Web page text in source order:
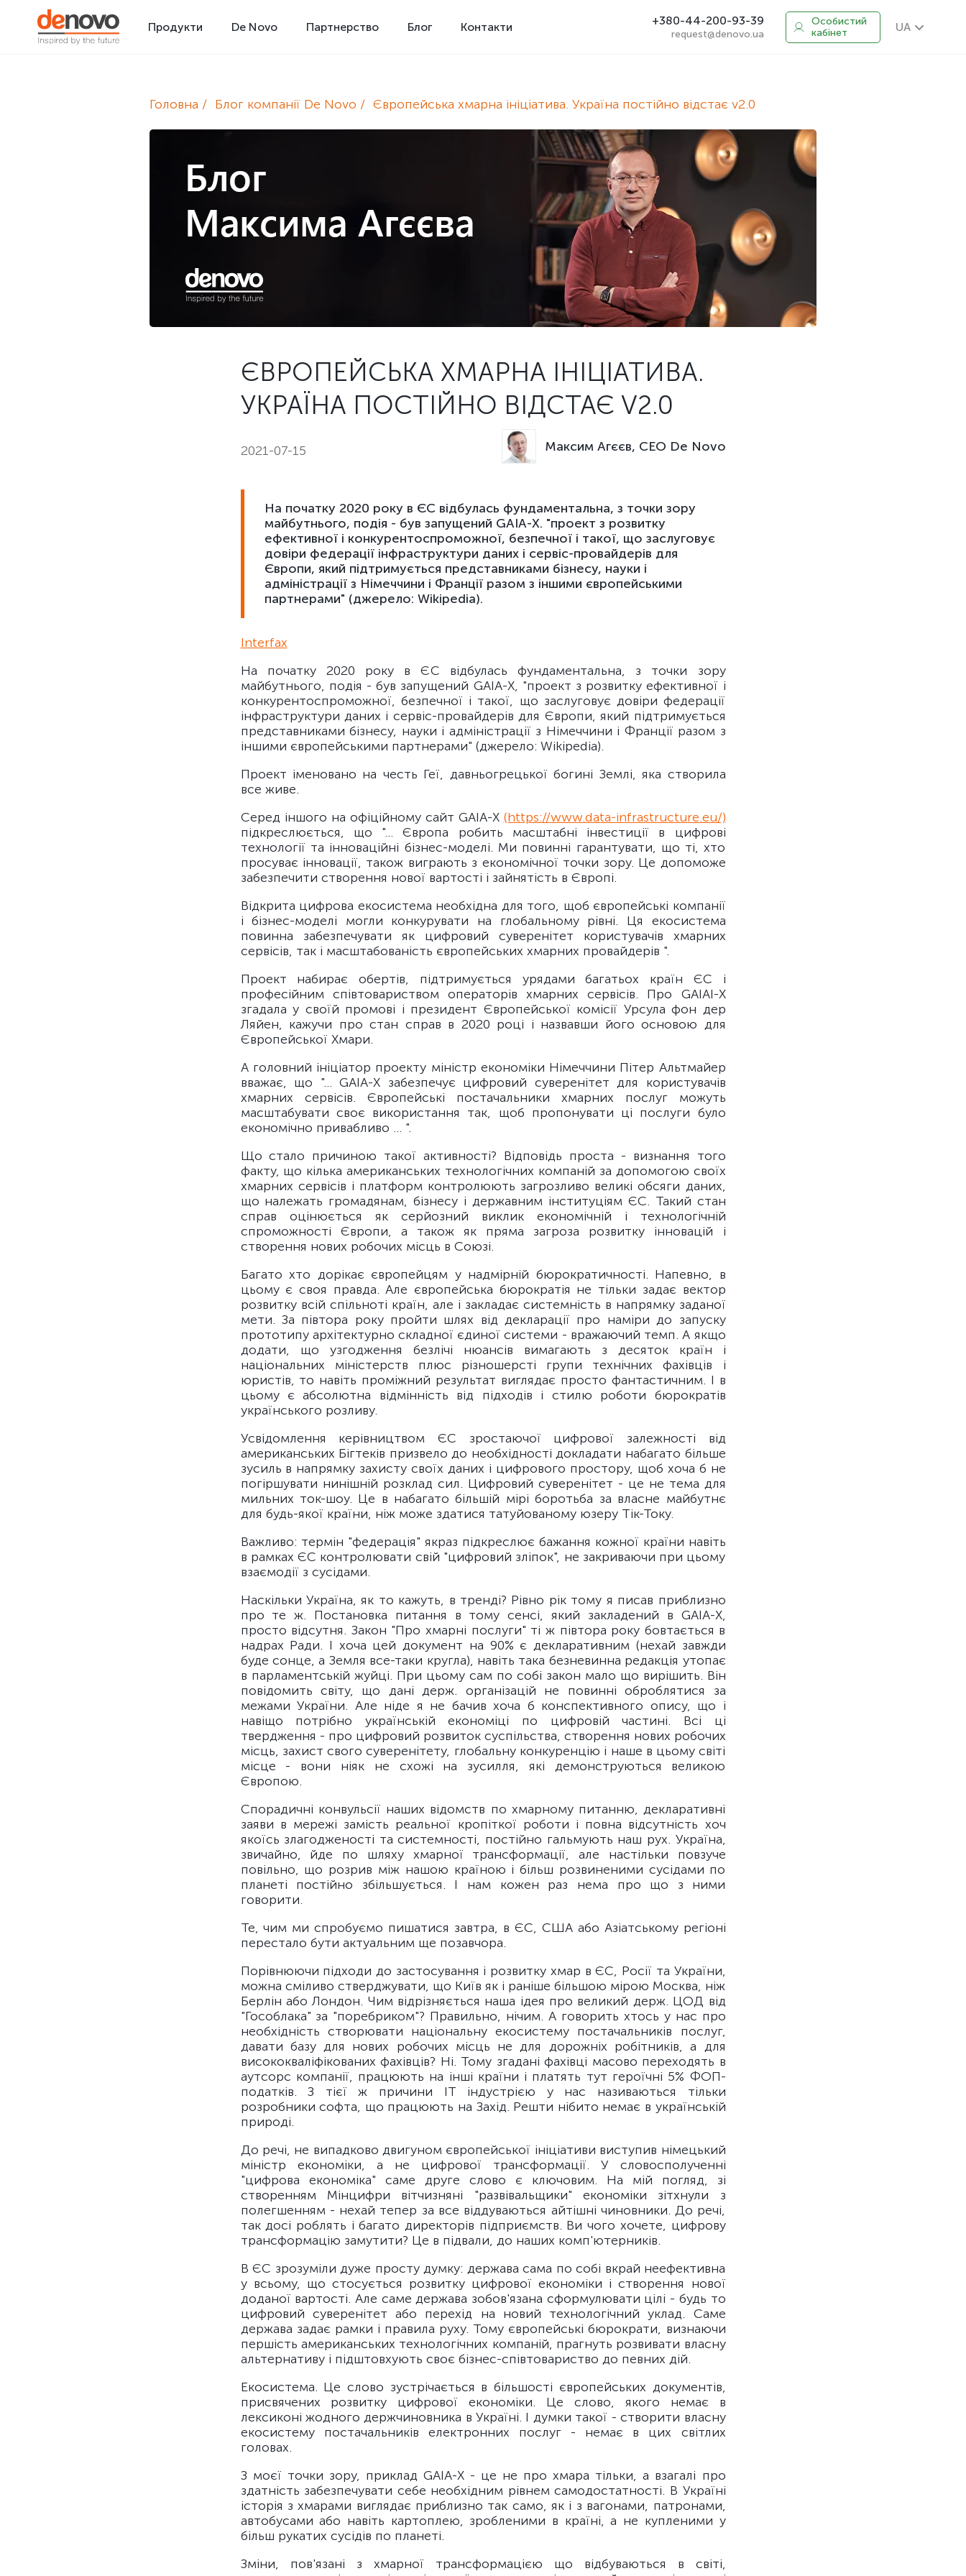
Продукти De Novo Партнерство Блог Контакти +380-44-200-93-39
request@denovo.ua
Особистий
кабінет
UA
Головна Блог компанії De Novo Європейська хмарна ініціатива. Україна постійно відстає v2.0
ЄВРОПЕЙСЬКА ХМАРНА ІНІЦІАТИВА.
УКРАЇНА ПОСТІЙНО ВІДСТАЄ V2.0
2021-07-15 Максим Агєєв, CEO De Novo
На початку 2020 року в ЄС відбулась фундаментальна, з точки зору
майбутнього, подія - був запущений GAIA-X. "проект з розвитку
ефективної і конкурентоспроможної, безпечної і такої, що заслуговує
довіри федерації інфраструктури даних і сервіс-провайдерів для
Європи, який підтримується представниками бізнесу, науки і
адміністрації з Німеччини і Франції разом з іншими європейськими
партнерами" (джерело: Wikipedia).
Interfax
На початку 2020 року в ЄС відбулась фундаментальна, з точки зору
майбутнього, подія - був запущений GAIA-X, "проект з розвитку ефективної і
конкурентоспроможної, безпечної і такої, що заслуговує довіри федерації
інфраструктури даних і сервіс-провайдерів для Європи, який підтримується
представниками бізнесу, науки і адміністрації з Німеччини і Франції разом з
іншими європейськими партнерами" (джерело: Wikipedia).
Проект іменовано на честь Геї, давньогрецької богині Землі, яка створила
все живе.
Серед іншого на офіційному сайт GAIA-X (https://www.data-infrastructure.eu/)
підкреслюється, що "... Європа робить масштабні інвестиції в цифрові
технології та інноваційні бізнес-моделі. Ми повинні гарантувати, що ті, хто
просуває інновації, також виграють з економічної точки зору. Це допоможе
забезпечити створення нової вартості і зайнятість в Європі.
Відкрита цифрова екосистема необхідна для того, щоб європейські компанії
і бізнес-моделі могли конкурувати на глобальному рівні. Ця екосистема
повинна забезпечувати як цифровий суверенітет користувачів хмарних
сервісів, так і масштабованість європейських хмарних провайдерів ".
Проект набирає обертів, підтримується урядами багатьох країн ЄС і
професійним співтовариством операторів хмарних сервісів. Про GAIAI-X
згадала у своїй промові і президент Європейської комісії Урсула фон дер
Ляйен, кажучи про стан справ в 2020 році і назвавши його основою для
Європейської Хмари.
А головний ініціатор проекту міністр економіки Німеччини Пітер Альтмайер
вважає, що "... GAIA-X забезпечує цифровий суверенітет для користувачів
хмарних сервісів. Європейські постачальники хмарних послуг можуть
масштабувати своє використання так, щоб пропонувати ці послуги було
економічно привабливо ... ".
Що стало причиною такої активності? Відповідь проста - визнання того
факту, що кілька американських технологічних компаній за допомогою своїх
хмарних сервісів і платформ контролюють загрозливо великі обсяги даних,
що належать громадянам, бізнесу і державним інституціям ЄС. Такий стан
справ оцінюється як серйозний виклик економічній і технологічній
спроможності Європи, а також як пряма загроза розвитку інновацій і
створення нових робочих місць в Союзі.
Багато хто дорікає європейцям у надмірній бюрократичності. Напевно, в
цьому є своя правда. Але європейська бюрократія не тільки задає вектор
розвитку всій спільноті країн, але і закладає системність в напрямку заданої
мети. За півтора року пройти шлях від декларації про наміри до запуску
прототипу архітектурно складної єдиної системи - вражаючий темп. А якщо
додати, що узгодження безлічі нюансів вимагають з десяток країн і
національних міністерств плюс різношерсті групи технічних фахівців і
юристів, то навіть проміжний результат виглядає просто фантастичним. І в
цьому є абсолютна відмінність від підходів і стилю роботи бюрократів
українського розливу.
Усвідомлення керівництвом ЄС зростаючої цифрової залежності від
американських Бігтеків призвело до необхідності докладати набагато більше
зусиль в напрямку захисту своїх даних і цифрового простору, щоб хоча б не
погіршувати нинішній розклад сил. Цифровий суверенітет - це не тема для
мильних ток-шоу. Це в набагато більшій мірі боротьба за власне майбутнє
для будь-якої країни, ніж може здатися татуйованому юзеру Тік-Току.
Важливо: термін "федерація" якраз підкреслює бажання кожної країни навіть
в рамках ЄС контролювати свій "цифровий зліпок", не закриваючи при цьому
взаємодії з сусідами.
Наскільки Україна, як то кажуть, в тренді? Рівно рік тому я писав приблизно
про те ж. Постановка питання в тому сенсі, який закладений в GAIA-X,
просто відсутня. Закон "Про хмарні послуги" ті ж півтора року бовтається в
надрах Ради. І хоча цей документ на 90% є декларативним (нехай завжди
буде сонце, а Земля все-таки кругла), навіть така безневинна редакція утопає
в парламентській жуйці. При цьому сам по собі закон мало що вирішить. Він
повідомить світу, що дані держ. організацій не повинні оброблятися за
межами України. Але ніде я не бачив хоча б конспективного опису, що і
навіщо потрібно українській економіці по цифровій частині. Всі ці
твердження - про цифровий розвиток суспільства, створення нових робочих
місць, захист свого суверенітету, глобальну конкуренцію і наше в цьому світі
місце - вони ніяк не схожі на зусилля, які демонструються великою
Європою.
Спорадичні конвульсії наших відомств по хмарному питанню, декларативні
заяви в мережі замість реальної кропіткої роботи і повна відсутність хоч
якоїсь злагодженості та системності, постійно гальмують наш рух. Україна,
звичайно, йде по шляху хмарної трансформації, але настільки повзуче
повільно, що розрив між нашою країною і більш розвиненими сусідами по
планеті постійно збільшується. І нам кожен раз нема про що з ними
говорити.
Те, чим ми спробуємо пишатися завтра, в ЄС, США або Азіатському регіоні
перестало бути актуальним ще позавчора.
Порівнюючи підходи до застосування і розвитку хмар в ЄС, Росії та України,
можна сміливо стверджувати, що Київ як і раніше більшою мірою Москва, ніж
Берлін або Лондон. Чим відрізняється наша ідея про великий держ. ЦОД від
"Гособлака" за "поребриком"? Правильно, нічим. А говорить хтось у нас про
необхідність створювати національну екосистему постачальників послуг,
давати базу для нових робочих місць не для дорожніх робітників, а для
висококваліфікованих фахівців? Ні. Тому згадані фахівці масово переходять в
аутсорс компанії, працюють на інші країни і платять тут героїчні 5% ФОП-
податків. З тієї ж причини ІТ індустрією у нас називаються тільки
розробники софта, що працюють на Захід. Решти нібито немає в українській
природі.
До речі, не випадково двигуном європейської ініціативи виступив німецький
міністр економіки, а не цифрової трансформації. У словосполученні
"цифрова економіка" саме друге слово є ключовим. На мій погляд, зі
створенням Мінцифри вітчизняні "развівальщики" економіки зітхнули з
полегшенням - нехай тепер за все віддуваються айтішні чиновники. До речі,
так досі роблять і багато директорів підприємств. Ви чого хочете, цифрову
трансформацію замутити? Це в підвали, до наших комп'ютерників.
В ЄС зрозуміли дуже просту думку: держава сама по собі вкрай неефективна
у всьому, що стосується розвитку цифрової економіки і створення нової
доданої вартості. Але саме держава зобов'язана сформулювати цілі - будь то
цифровий суверенітет або перехід на новий технологічний уклад. Саме
держава задає рамки і правила руху. Тому європейські бюрократи, визнаючи
першість американських технологічних компаній, прагнуть розвивати власну
альтернативу і підштовхують своє бізнес-співтовариство до певних дій.
Екосистема. Це слово зустрічається в більшості європейських документів,
присвячених розвитку цифрової економіки. Це слово, якого немає в
лексиконі жодного держчиновника в Україні. І думки такої - створити власну
екосистему постачальників електронних послуг - немає в цих світлих
головах.
З моєї точки зору, приклад GAIA-X - це не про хмара тільки, а взагалі про
здатність забезпечувати себе необхідним рівнем самодостатності. В Україні
історія з хмарами виглядає приблизно так само, як і з вагонами, патронами,
автобусами або навіть картоплею, зробленими в країні, а не купленими у
більш рукатих сусідів по планеті.
Зміни, пов'язані з хмарної трансформацією що відбуваються в світі,